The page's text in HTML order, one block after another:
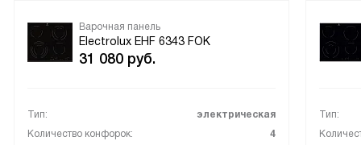
Варочная панель
Electrolux EHF 6343 FOK
31 080 руб.
Тип:
электрическая
Количество конфорок:
4
Тип: